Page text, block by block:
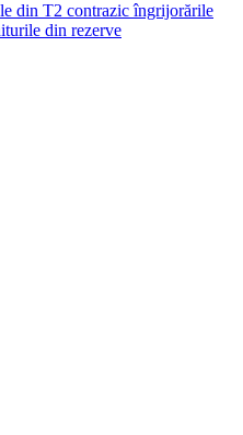
din T2 contrazic îngrijorările
din rezerve